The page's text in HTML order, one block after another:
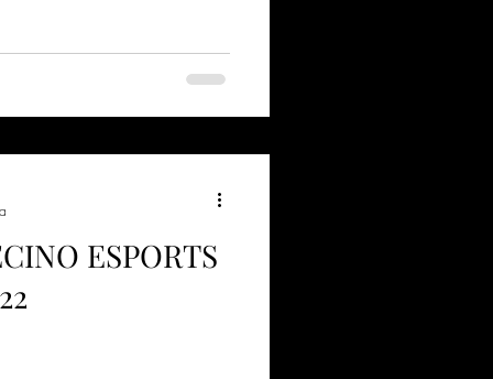
ESPORTS